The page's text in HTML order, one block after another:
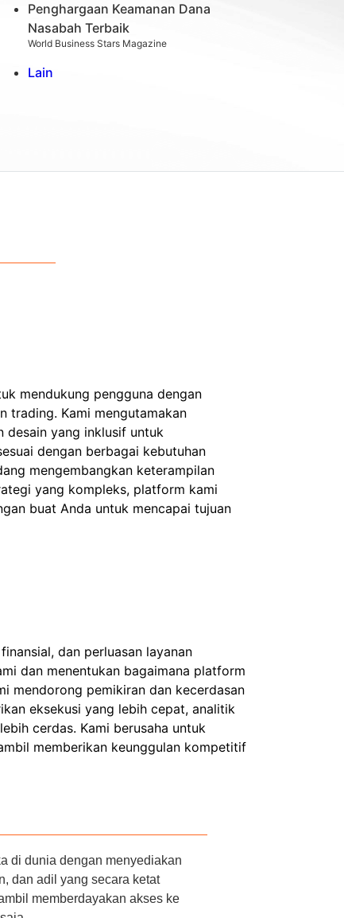
Penghargaan Keamanan Dana
Nasabah Terbaik
World Business Stars Magazine
Lain
mendukung pengguna dengan
trading. Kami mengutamakan
desain yang inklusif untuk
dengan berbagai kebutuhan
mengembangkan keterampilan
yang kompleks, platform kami
buat Anda untuk mencapai tujuan
dan perluasan layanan
dan menentukan bagaimana platform
mendorong pemikiran dan kecerdasan
eksekusi yang lebih cepat, analitik
cerdas. Kami berusaha untuk
memberikan keunggulan kompetitif
di dunia dengan menyediakan
dan adil yang secara ketat
memberdayakan akses ke